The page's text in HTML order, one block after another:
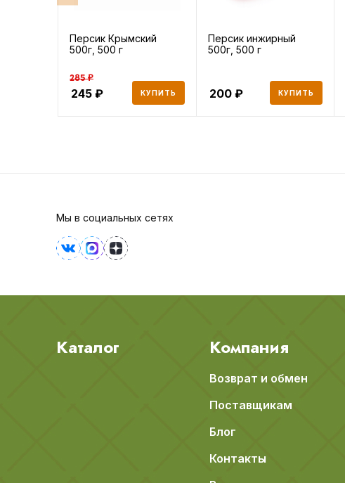
Персик Крымский
500г, 500 г
285 ₽
245 КУПИТЬ
Персик инжирный
500г, 500 г
200 КУПИТЬ
Мы в социальных сетях
Каталог Компания
Возврат и обмен
Поставщикам
Блог
Контакты